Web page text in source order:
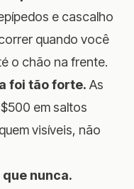
e cascalho
quando você
o chão na frente.
foi tão forte. As
em saltos
visíveis, não
nunca.